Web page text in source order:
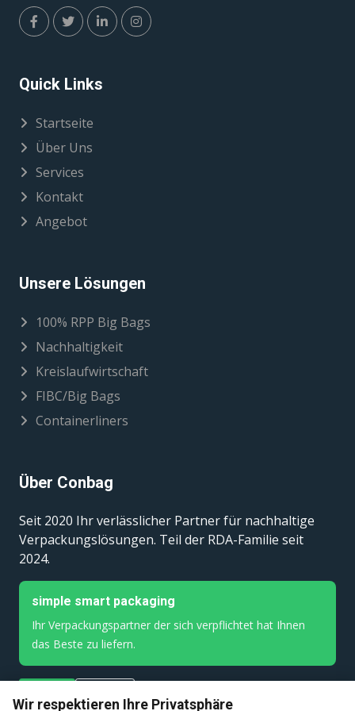
Quick Links
Startseite
Über Uns
Services
Kontakt
Angebot
Unsere Lösungen
100% RPP Big Bags
Nachhaltigkeit
Kreislaufwirtschaft
FIBC/Big Bags
Containerliners
Über Conbag
Seit 2020 Ihr verlässlicher Partner für nachhaltige
Verpackungslösungen. Teil der RDA-Familie seit
2024.
simple smart packaging
Ihr Verpackungspartner der sich verpflichtet hat Ihnen
das Beste zu liefern.
Wir respektieren Ihre Privatsphäre